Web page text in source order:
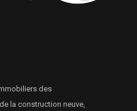
des
la construction neuve,